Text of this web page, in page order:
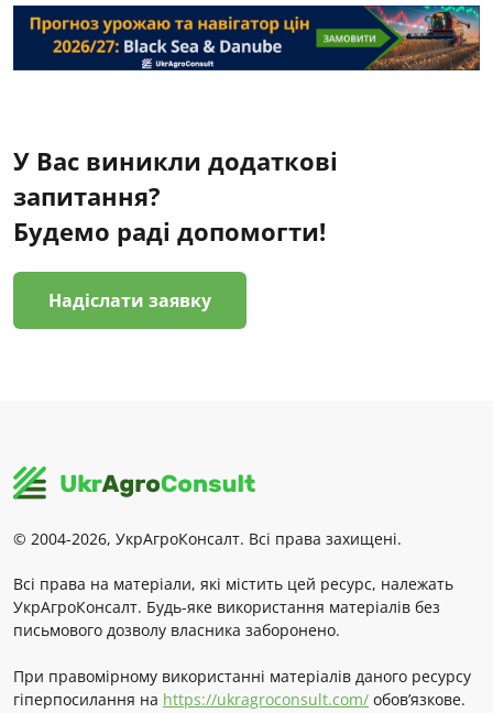
У Вас виникли додаткові
запитання?
Будемо раді допомогти!
Надіслати заявку
© 2004-2026, УкрАгроКонсалт. Всі права захищені.
Всі права на матеріали, які містить цей ресурс, належать
УкрАгроКонсалт. Будь-яке використання матеріалів без
письмового дозволу власника заборонено.
При правомірному використанні матеріалів даного ресурсу
гіперпосилання на https://ukragroconsult.com/ обов’язкове.